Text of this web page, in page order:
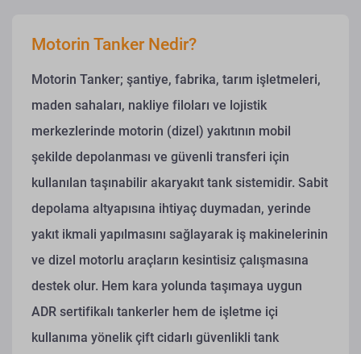
Motorin Tanker Nedir?
Motorin Tanker; şantiye, fabrika, tarım işletmeleri,
maden sahaları, nakliye filoları ve lojistik
merkezlerinde motorin (dizel) yakıtının mobil
şekilde depolanması ve güvenli transferi için
kullanılan taşınabilir akaryakıt tank sistemidir. Sabit
depolama altyapısına ihtiyaç duymadan, yerinde
yakıt ikmali yapılmasını sağlayarak iş makinelerinin
ve dizel motorlu araçların kesintisiz çalışmasına
destek olur. Hem kara yolunda taşımaya uygun
ADR sertifikalı tankerler hem de işletme içi
kullanıma yönelik çift cidarlı güvenlikli tank